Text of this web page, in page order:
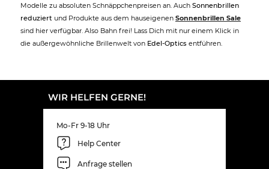
Modelle zu absoluten Schnäppchenpreisen an. Auch Sonnenbrillen
reduziert und Produkte aus dem hauseigenen Sonnenbrillen Sale
sind hier verfügbar. Also Bahn frei! Lass Dich mit nur einem Klick in
die außergewöhnliche Brillenwelt von Edel-Optics entführen.
WIR HELFEN GERNE!
Mo-Fr 9-18 Uhr
Help Center
Anfrage stellen